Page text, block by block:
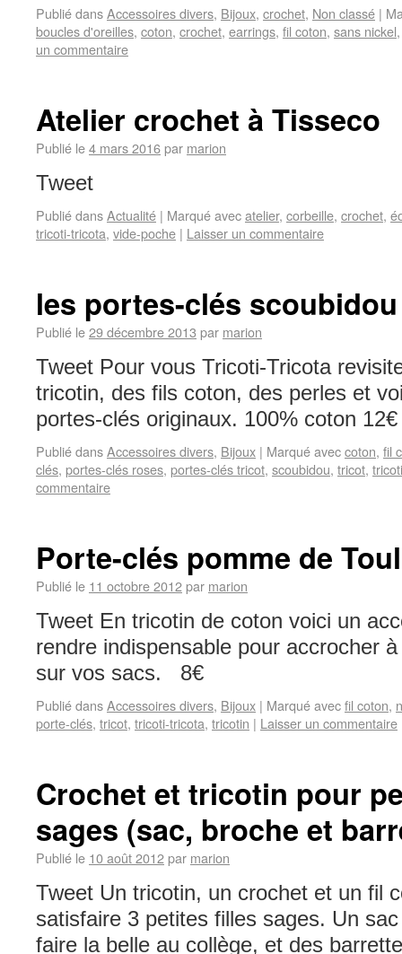
Publié dansAccessoires divers, Bijoux, crochet, Non classé |
boucles d'oreilles, coton, crochet, earrings, fil coton, sans nickel
un commentaire
Atelier crochet à Tisseco
Publié le4 mars 2016par marion
Tweet
Publié dansActualité | Marqué avecatelier, corbeille, crochet,
tricoti-tricota, vide-poche | Laisser un commentaire
les portes-clés
Publié le29 décembre 2013 par marion
Tweet Pour vous Tricoti-Tricota
tricotin, des fils coton, des perles et
portes-clés originaux. 100% coton
Publié dansAccessoires divers, Bijoux | Marqué aveccoton, fil
clés, portes-clés roses, portes-clés tricot, scoubidou, tricot,
commentaire
Porte-clés pomme de
Publié le 11 octobre 2012par marion
Tweet En tricotin de coton voici un
rendre indispensable pour accrocher
sur vos sacs. 8€
Publié dansAccessoires divers, Bijoux | Marqué avecfil coton,
porte-clés, tricot, tricoti-tricota, tricotin | Laisser un commentaire
Crochet et tricotin pour
sages (sac, broche et
Publié le 10 août 2012par marion
Tweet Un tricotin, un crochet et un fil
satisfaire 3 petites filles sages. Un
faire la belle au collège, et des